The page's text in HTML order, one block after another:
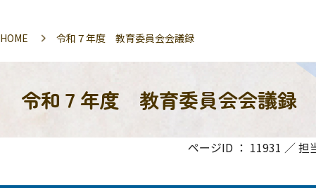
HOME 令和７年度 教育委員会会議録
令和７年度 教育委員会会議録
ページID ： 11931 ／ 担